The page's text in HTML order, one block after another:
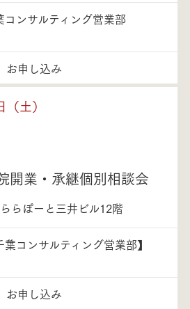
コンサルティング営業部
お申し込み
土）
開業・承継個別相談会
ぽーと三井ビル12階
コンサルティング営業部】
お申し込み